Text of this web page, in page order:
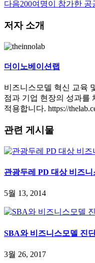
다음200여명이 참가한
저자 소개
더이노베이션랩
비즈니스모델 혁신 교육
점과 기업 현장의 성과를
적용합니다. https://
관련 게시물
관광두레 PD 대상 비즈
5월 13, 2014
SBA와 비즈니스모델 진
3월 26, 2017